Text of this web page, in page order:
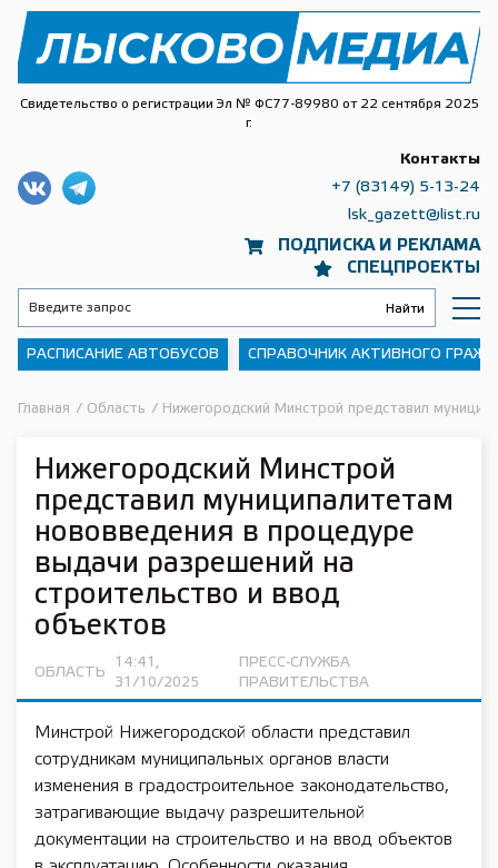
Свидетельство о регистрации Эл № ФС77-89980 от 22 сентября 2025
г.
ПОДПИСКА И РЕКЛАМА
СПЕЦПРОЕКТЫ
Контакты
+7 (83149) 5-13-24
lsk_gazett@list.ru
РАСПИСАНИЕ АВТОБУСОВ СПРАВОЧНИК АКТИВНОГО
Главная / Область / Нижегородский Минстрой представил
Нижегородский Минстрой
представил муниципалитетам
нововведения в процедуре
выдачи разрешений на
строительство и ввод
объектов
ОБЛАСТЬ
14:41,
31/10/2025
ПРЕСС-СЛУЖБА
ПРАВИТЕЛЬСТВА
Минстрой Нижегородской области представил
сотрудникам муниципальных органов власти
изменения в градостроительное законодательство,
затрагивающие выдачу разрешительной
документации на строительство и на ввод объектов